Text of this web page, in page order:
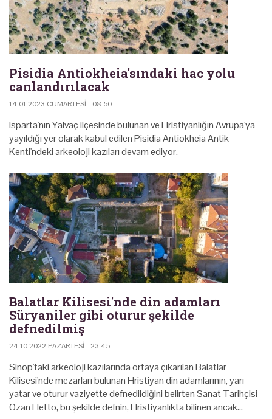
Pisidia Antiokheia'sındaki hac yolu
canlandırılacak
14.01.2023 CUMARTESI - 08:50
Isparta'nın Yalvaç ilçesinde bulunan ve Hristiyanlığın Avrupa'ya
yayıldığı yer olarak kabul edilen Pisidia Antiokheia Antik
Kenti'ndeki arkeoloji kazıları devam ediyor.
Balatlar Kilisesi'nde din adamları
Süryaniler gibi oturur şekilde
defnedilmiş
24.10.2022 PAZARTESI - 23:45
Sinop'taki arkeoloji kazılarında ortaya çıkarılan Balatlar
Kilisesi'nde mezarları bulunan Hristiyan din adamlarının, yarı
yatar ve oturur vaziyette defnedildiğini belirten Sanat Tarihçisi
Ozan Hetto, bu şekilde defnin, Hristiyanlıkta bilinen ancak…